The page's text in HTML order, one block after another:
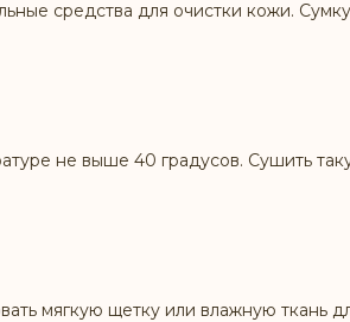
средства для очистки кожи. Сумку
не выше 40 градусов. Сушить
мягкую щетку или влажную ткань